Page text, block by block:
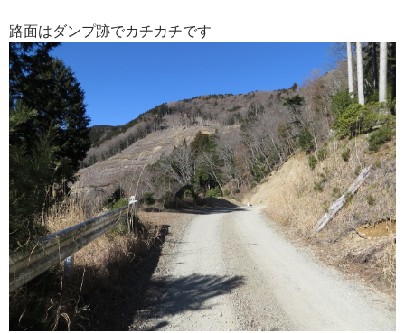
路面はダンプ跡でカチカチです